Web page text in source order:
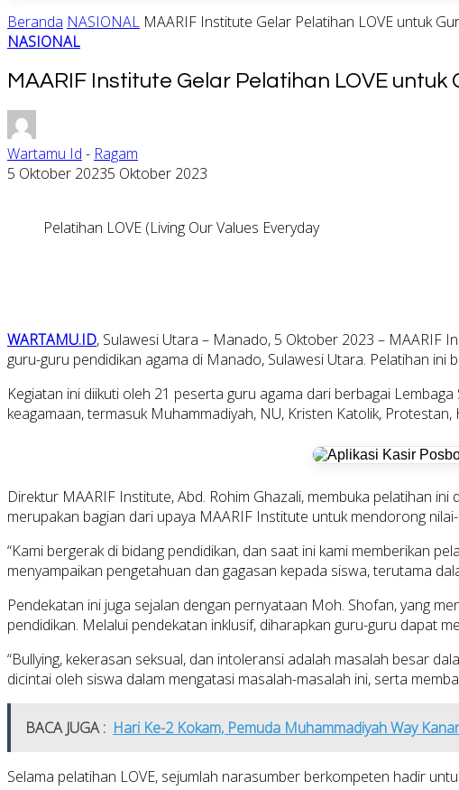
Beranda NASIONAL MAARIF Institute Gelar Pelatihan LOVE untuk
NASIONAL
MAARIF Institute Gelar Pelatihan LOVE
Wartamu Id - Ragam
5 Oktober 20235 Oktober 2023
Pelatihan LOVE (Living Our Values Everyday
WARTAMU.ID, Sulawesi Utara – Manado, 5 Oktober 2023 – MAARIF
guru-guru pendidikan agama di Manado, Sulawesi Utara. Pelatihan ini
Kegiatan ini diikuti oleh 21 peserta guru agama dari berbagai
keagamaan, termasuk Muhammadiyah, NU, Kristen Katolik, Protestan,
Direktur MAARIF Institute, Abd. Rohim Ghazali, membuka pelatihan
merupakan bagian dari upaya MAARIF Institute untuk mendorong
“Kami bergerak di bidang pendidikan, dan saat ini kami memberikan
menyampaikan pengetahuan dan gagasan kepada siswa, terutama
Pendekatan ini juga sejalan dengan pernyataan Moh. Shofan, yang
pendidikan. Melalui pendekatan inklusif, diharapkan guru-guru dapat
“Bullying, kekerasan seksual, dan intoleransi adalah masalah besar
dicintai oleh siswa dalam mengatasi masalah-masalah ini, serta
BACA JUGA : Hari Ke-2 Kokam, Pemuda Muhammadiyah Way
Selama pelatihan LOVE, sejumlah narasumber berkompeten hadir